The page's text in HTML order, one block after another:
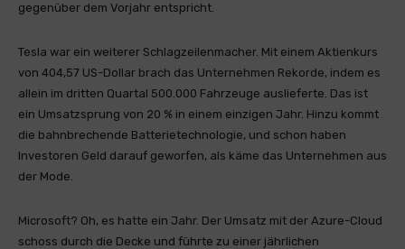
gegenüber dem Vorjahr entspricht.
Tesla war ein weiterer Schlagzeilenmacher. Mit einem Aktienkurs
von 404,57 US-Dollar brach das Unternehmen Rekorde, indem es
allein im dritten Quartal 500.000 Fahrzeuge auslieferte. Das ist
ein Umsatzsprung von 20 % in einem einzigen Jahr. Hinzu kommt
die bahnbrechende Batterietechnologie, und schon haben
Investoren Geld darauf geworfen, als käme das Unternehmen aus
der Mode.
Microsoft? Oh, es hatte ein Jahr. Der Umsatz mit der Azure-Cloud
schoss durch die Decke und führte zu einer jährlichen